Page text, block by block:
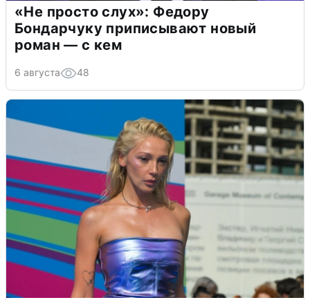
«Не просто слух»: Федору
Бондарчуку приписывают новый
роман — с кем
6 августа 48